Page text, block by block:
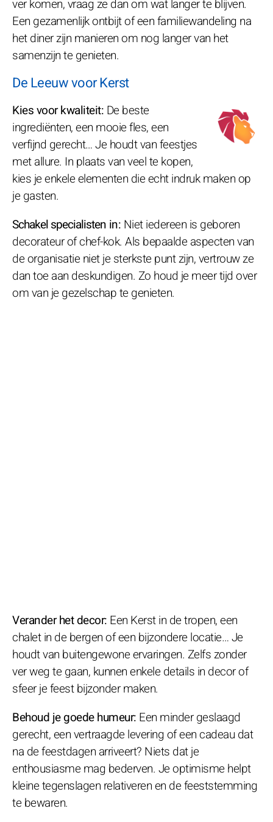
ver komen, vraag ze dan om wat langer te blijven.
Een gezamenlijk ontbijt of een familiewandeling na
het diner zijn manieren om nog langer van het
samenzijn te genieten.
De Leeuw voor Kerst
Kies voor kwaliteit: De beste
ingrediënten, een mooie fles, een
verfijnd gerecht… Je houdt van feestjes
met allure. In plaats van veel te kopen,
kies je enkele elementen die echt indruk maken op
je gasten.
Schakel specialisten in: Niet iedereen is geboren
decorateur of chef-kok. Als bepaalde aspecten van
de organisatie niet je sterkste punt zijn, vertrouw ze
dan toe aan deskundigen. Zo houd je meer tijd over
om van je gezelschap te genieten.
Verander het decor: Een Kerst in de tropen, een
chalet in de bergen of een bijzondere locatie… Je
houdt van buitengewone ervaringen. Zelfs zonder
ver weg te gaan, kunnen enkele details in decor of
sfeer je feest bijzonder maken.
Behoud je goede humeur: Een minder geslaagd
gerecht, een vertraagde levering of een cadeau dat
na de feestdagen arriveert? Niets dat je
enthousiasme mag bederven. Je optimisme helpt
kleine tegenslagen relativeren en de feeststemming
te bewaren.